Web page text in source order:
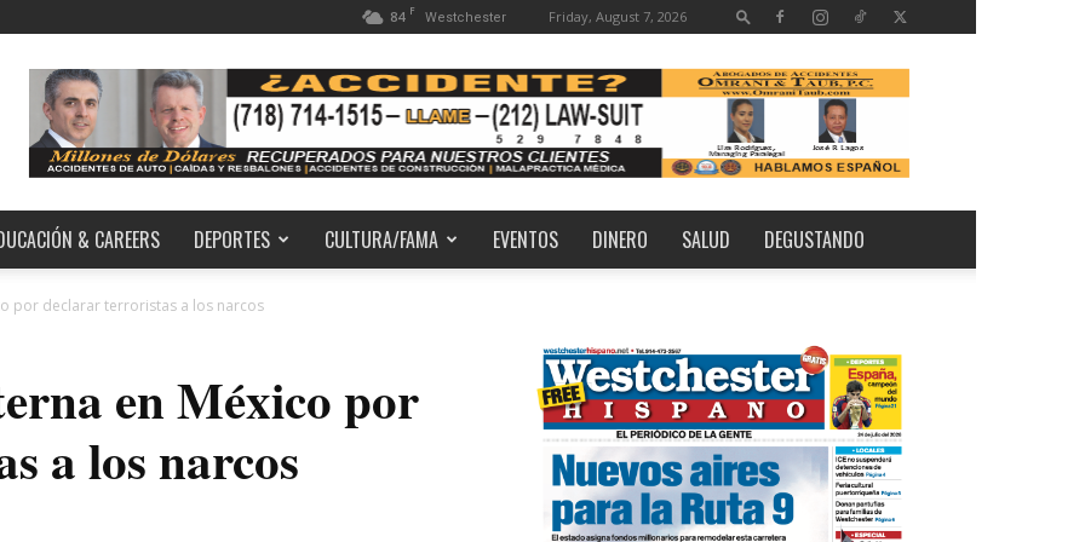
84 F Westchester Friday, August 7, 2026
& CAREERS DEPORTES CULTURA/FAMA EVENTOS DINERO SALUD DEGUSTANDO
por declarar terroristas a los narcos
en México por
a los narcos